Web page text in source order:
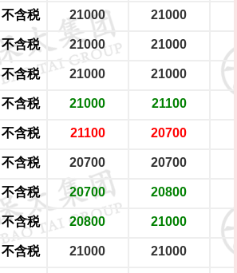
不含税 21000 21000
不含税 21000 21000
不含税 21000 21000
不含税 21000 21100
不含税 21100 20700
不含税 20700 20700
不含税 20700 20800
不含税 20800 21000
不含税 21000 21000